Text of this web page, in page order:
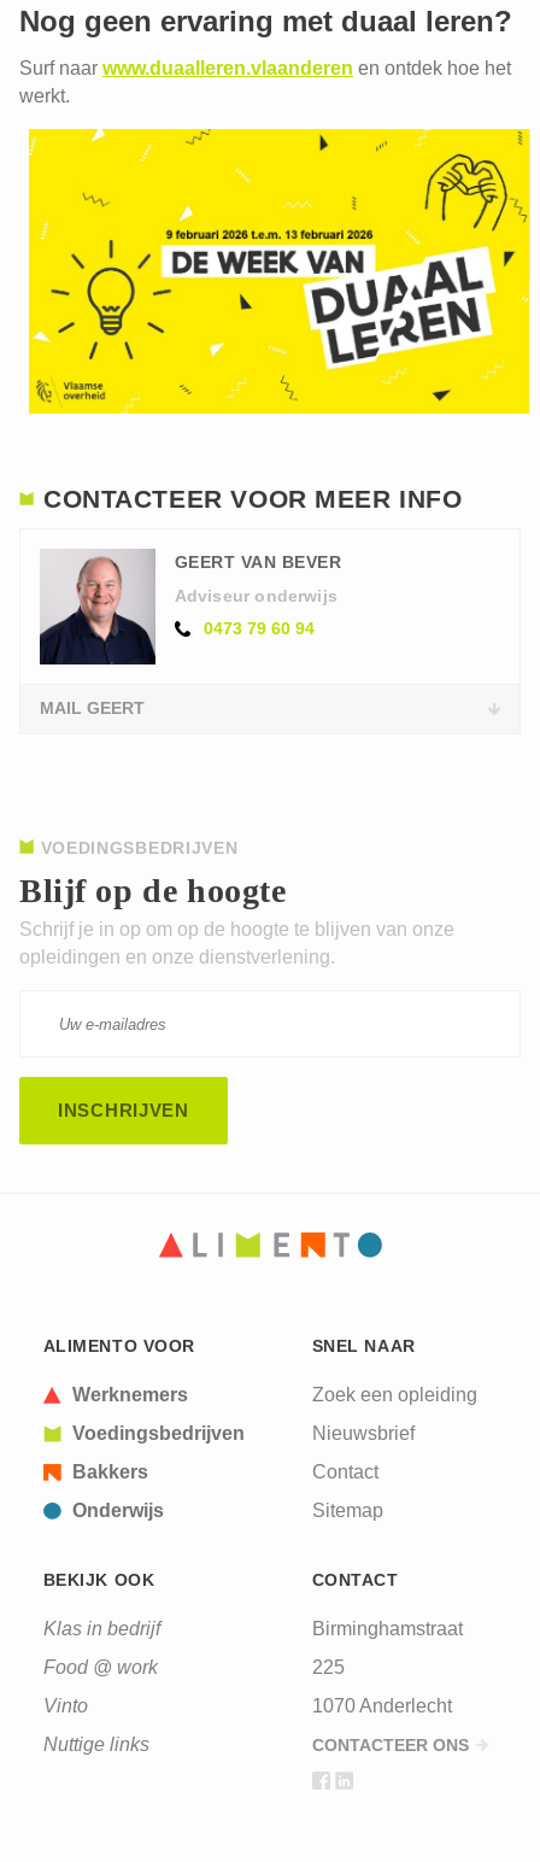
Nog geen ervaring met duaal leren?
Surf naar www.duaalleren.vlaanderen en ontdek hoe het
werkt.
CONTACTEER VOOR MEER INFO
GEERT VAN BEVER
Adviseur onderwijs
0473 79 60 94
MAIL GEERT
submissions.
Blijf op de hoogte
VOEDINGSBEDRIJVEN
Schrijf je in op om op de hoogte te blijven van onze
opleidingen en onze dienstverlening.
ALIMENTO VOOR
Werknemers
Voedingsbedrijven
Bakkers
Onderwijs
SNEL NAAR
Zoek een opleiding
Nieuwsbrief
Contact
Sitemap
BEKIJK OOK
Klas in bedrijf
Food @ work
Vinto
Nuttige links
CONTACT
Birminghamstraat
225
1070 Anderlecht
CONTACTEER ONS